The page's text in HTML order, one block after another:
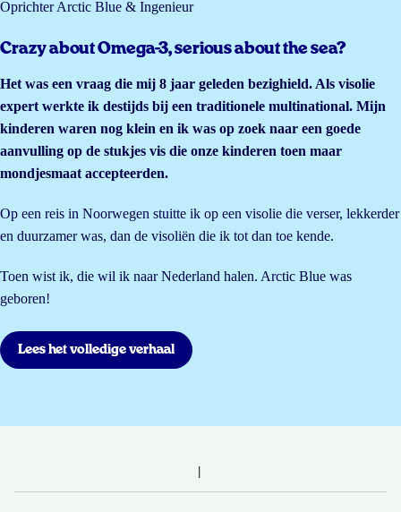
Oprichter Arctic Blue & Ingenieur
Crazy about Omega-3, serious about the sea?
Het was een vraag die mij 8 jaar geleden bezighield. Als visolie
expert werkte ik destijds bij een traditionele multinational. Mijn
kinderen waren nog klein en ik was op zoek naar een goede
aanvulling op de stukjes vis die onze kinderen toen maar
mondjesmaat accepteerden.
Op een reis in Noorwegen stuitte ik op een visolie die verser, lekkerder
en duurzamer was, dan de visoliën die ik tot dan toe kende.
Toen wist ik, die wil ik naar Nederland halen. Arctic Blue was
geboren!
Lees het volledige verhaal